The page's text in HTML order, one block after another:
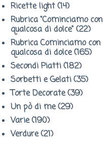
Ricette light (14)
Rubrica "Cominciamo con
qualcosa di dolce" (22)
Rubrica Cominciamo con
qualcosa di dolce (165)
Secondi Piatti (182)
Sorbetti e Gelati (35)
Torte Decorate (39)
Un pò di me (29)
Varie (190)
Verdure (21)